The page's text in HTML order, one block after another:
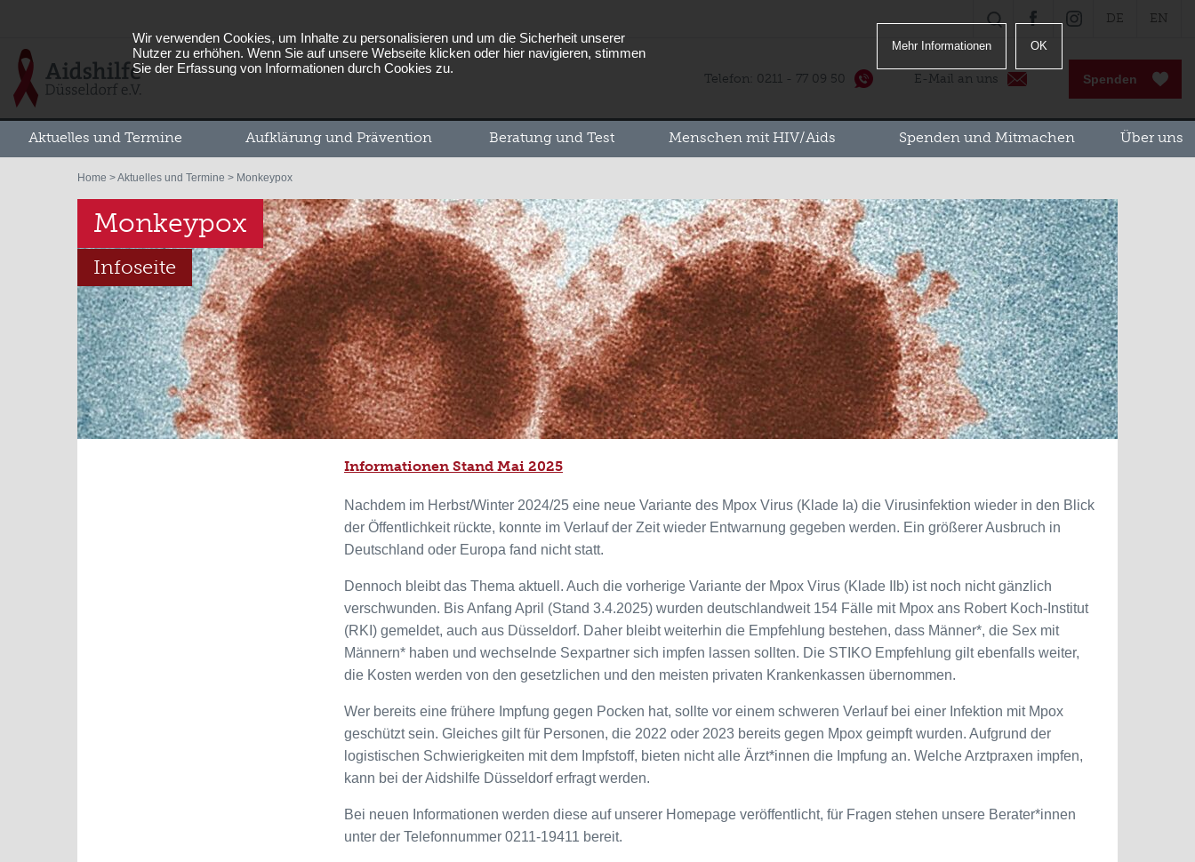
Wir verwenden Cookies, um Inhalte zu personalisieren und um die Sicherheit unserer
Nutzer zu erhöhen. Wenn Sie auf unsere Webseite klicken oder hier navigieren, stimmen
Sie der Erfassung von Informationen durch Cookies zu.
OK
Mehr Informationen
SUCHEFACEBOOKINSTAGRAM
DE EN
Telefon: 0211 - 77 09 50 E-Mail an uns Spenden
Aktuelles und Termine Aufklärung und Prävention Beratung und Test Menschen mit HIV/Aids Spenden und Mitmachen Über uns
Home >Aktuelles und Termine > Monkeypox
Monkeypox
Infoseite
Informationen Stand Mai 2025
Nachdem im Herbst/Winter 2024/25 eine neue Variante des Mpox Virus (Klade Ia) die Virusinfektion wieder in den Blick
der Öffentlichkeit rückte, konnte im Verlauf der Zeit wieder Entwarnung gegeben werden. Ein größerer Ausbruch in
Deutschland oder Europa fand nicht statt.
Dennoch bleibt das Thema aktuell. Auch die vorherige Variante der Mpox Virus (Klade IIb) ist noch nicht gänzlich
verschwunden. Bis Anfang April (Stand 3.4.2025) wurden deutschlandweit 154 Fälle mit Mpox ans Robert Koch-Institut
(RKI) gemeldet, auch aus Düsseldorf. Daher bleibt weiterhin die Empfehlung bestehen, dass Männer*, die Sex mit
Männern* haben und wechselnde Sexpartner sich impfen lassen sollten. Die STIKO Empfehlung gilt ebenfalls weiter,
die Kosten werden von den gesetzlichen und den meisten privaten Krankenkassen übernommen.
Wer bereits eine frühere Impfung gegen Pocken hat, sollte vor einem schweren Verlauf bei einer Infektion mit Mpox
geschützt sein. Gleiches gilt für Personen, die 2022 oder 2023 bereits gegen Mpox geimpft wurden. Aufgrund der
logistischen Schwierigkeiten mit dem Impfstoff, bieten nicht alle Ärzt*innen die Impfung an. Welche Arztpraxen impfen,
kann bei der Aidshilfe Düsseldorf erfragt werden.
Bei neuen Informationen werden diese auf unserer Homepage veröffentlicht, für Fragen stehen unsere Berater*innen
unter der Telefonnummer 0211-19411 bereit.